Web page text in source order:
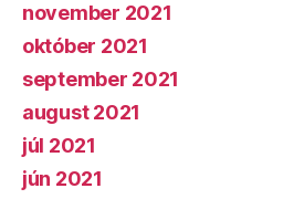
november 2021
október 2021
september 2021
august 2021
júl 2021
jún 2021